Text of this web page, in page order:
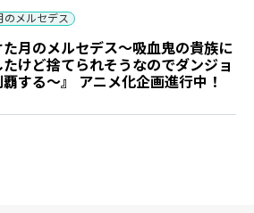
のメルセデス
た月のメルセデス～吸血鬼の貴族に
けど捨てられそうなのでダンジョ
する～』 アニメ化企画進行中！